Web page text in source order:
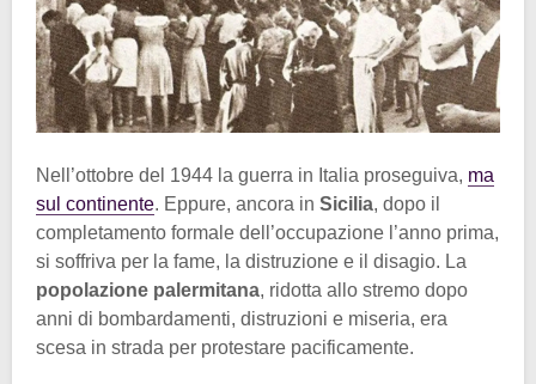
Nell’ottobre del 1944 la guerra in Italia proseguiva, ma
sul continente. Eppure, ancora in Sicilia, dopo il
completamento formale dell’occupazione l’anno prima,
si soffriva per la fame, la distruzione e il disagio. La
popolazione palermitana, ridotta allo stremo dopo
anni di bombardamenti, distruzioni e miseria, era
scesa in strada per protestare pacificamente.